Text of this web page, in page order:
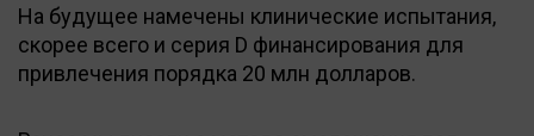
На будущее намечены клинические испытания,
скорее всего и серия D финансирования для
привлечения порядка 20 млн долларов.